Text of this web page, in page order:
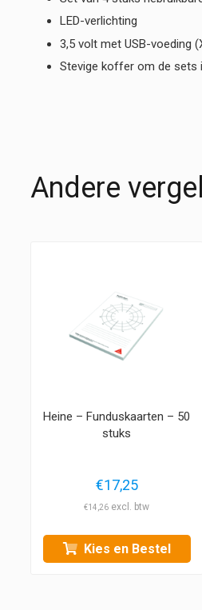
LED-verlichting
3,5 volt met USB-voeding
Stevige koffer om de sets
Andere
Heine – Funduskaarten – 50
stuks
€17,25
€14,26
Kies en Bestel